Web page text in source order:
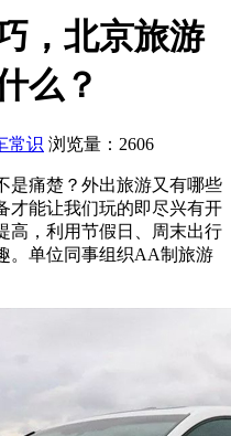
，北京旅游
么？
常识 浏览量：2606
是痛楚？外出旅游又有哪些
才能让我们玩的即尽兴有开
高，利用节假日、周末出行
。单位同事组织AA制旅游